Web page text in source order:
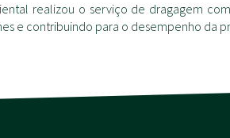
realizou o serviço de dragagem
e contribuindo para o desempenho da